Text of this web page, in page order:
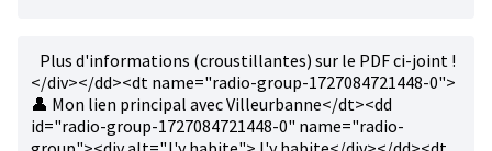
Plus d'informations (croustillantes) sur le PDF ci-joint !
</div></dd><dt name="radio-group-1727084721448-0">
👤 Mon lien principal avec Villeurbanne</dt><dd
id="radio-group-1727084721448-0" name="radio-